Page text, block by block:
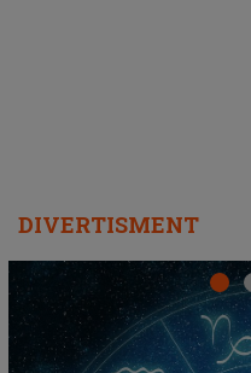
DIVERTISMENT